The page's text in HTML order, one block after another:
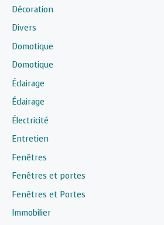
Décoration
Divers
Domotique
Domotique
Éclairage
Éclairage
Électricité
Entretien
Fenêtres
Fenêtres et portes
Fenêtres et Portes
Immobilier